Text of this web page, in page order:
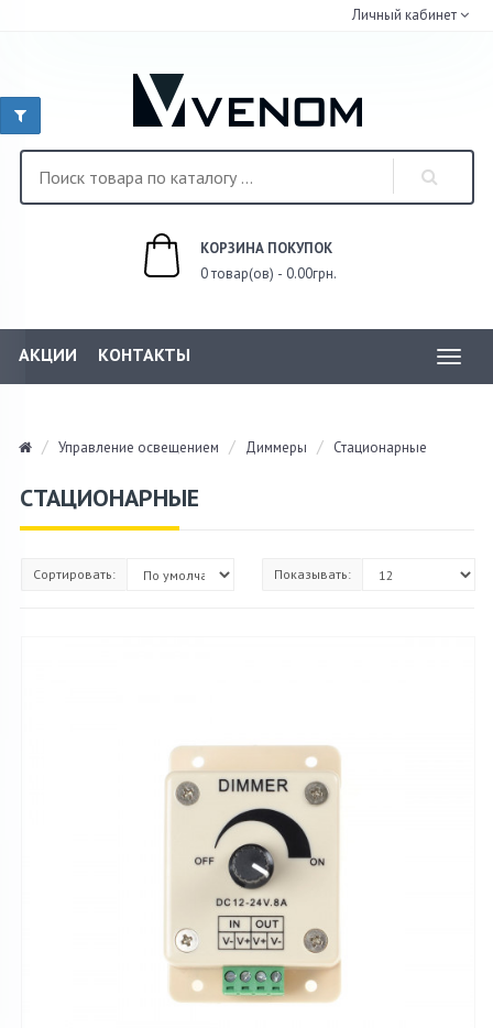
Личный кабинет
КОРЗИНА ПОКУПОК
0 товар(ов) - 0.00грн.
АКЦИИ КОНТАКТЫ
Управление освещением Диммеры Стационарные
СТАЦИОНАРНЫЕ
Сортировать: Показывать: